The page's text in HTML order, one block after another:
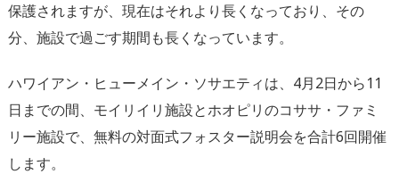
保護されますが、現在はそれより長くなっており、その
分、施設で過ごす期間も長くなっています。
ハワイアン・ヒューメイン・ソサエティは、4月2日から11
日までの間、モイリイリ施設とホオピリのコササ・ファミ
リー施設で、無料の対面式フォスター説明会を合計6回開催
します。